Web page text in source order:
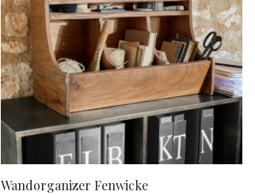
Wandorganizer Fenwicke